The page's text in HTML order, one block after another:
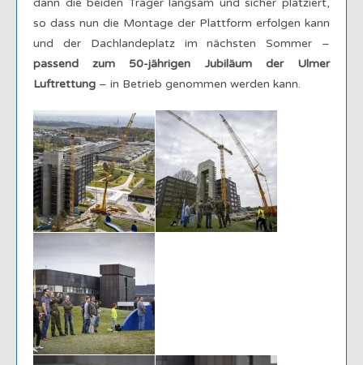
dann die beiden Träger langsam und sicher platziert,
so dass nun die Montage der Plattform erfolgen kann
und der Dachlandeplatz im nächsten Sommer –
passend zum 50-jährigen Jubiläum der Ulmer
Luftrettung – in Betrieb genommen werden kann.